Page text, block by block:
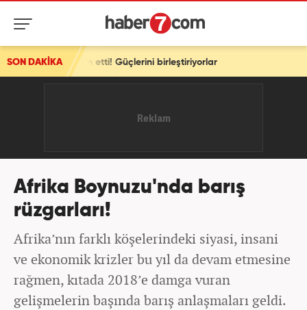
SON DAKİKA
Güçlerini birleştiriyorlar
Afrika Boynuzu'nda barış
rüzgarları!
Afrika’nın farklı köşelerindeki siyasi, insani
ve ekonomik krizler bu yıl da devam etmesine
rağmen, kıtada 2018’e damga vuran
gelişmelerin başında barış anlaşmaları geldi.